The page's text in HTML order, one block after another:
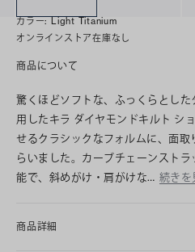
カラー: Light Titanium
オンラインストア在庫なし
商品について
驚くほどソフトな、ふっくらとし
用したキラ ダイヤモンドキルト シ
せるクラシックなフォルムに、面
らいました。カーブチェーンスト
能で、斜めがけ・肩がけな… 続きを
商品詳細